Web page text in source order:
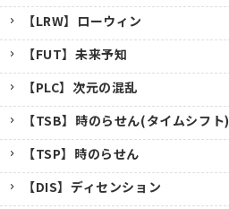
【LRW】ローウィン
【FUT】未来予知
【PLC】次元の混乱
【TSB】時のらせん(タイムシフト)
【TSP】時のらせん
【DIS】ディセンション